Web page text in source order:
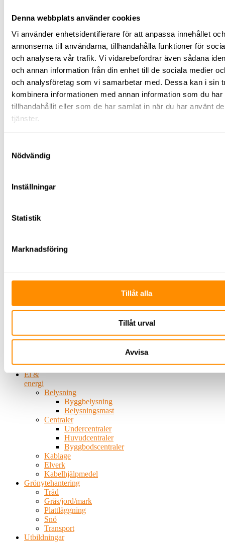
Denna webbplats använder cookies
Vi använder enhetsidentifierare för att anpassa innehållet och
annonserna till användarna, tillhandahålla funktioner för
och analysera vår trafik. Vi vidarebefordrar även sådana
och annan information från din enhet till de sociala medier
och analysföretag som vi samarbetar med. Dessa kan i sin
kombinera informationen med annan information som du har
tillhandahållit eller som de har samlat in när du har använt
tjänster.
Nödvändig
Inställningar
Statistik
Marknadsföring
Tillåt alla
Tillåt urval
Avvisa
Najning
Upplag
Betongmaskiner
Blandare
Stavvibratorer
Slodor
Glättare
Fräsar
Slipar
Bergborr
Spräckutrustning
Laser/mätinstrument
Plåtmaskiner
Högtryckstvätt
energi
Avspärrning
TMA
El &
energi
Belysning
Byggbelysning
Belysningsmast
Centraler
Undercentraler
Huvudcentraler
Byggbodscentraler
Kablage
Elverk
Kabelhjälpmedel
Grönytehantering
Träd
Gräs/jord/mark
Plattläggning
Snö
Transport
Utbildningar